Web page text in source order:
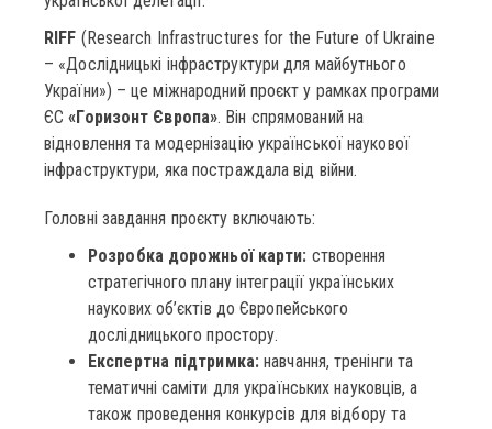
RIFF (Research Infrastructures for the Future of Ukraine
– «Дослідницькі інфраструктури для майбутнього
України») – це міжнародний проєкт у рамках програми
ЄС«Горизонт Європа». Він спрямований на
відновлення та модернізацію української наукової
інфраструктури, яка постраждала від війни.
Головні завдання проєкту включають:
Розробка дорожньої карти: створення
стратегічного плану інтеграції українських
наукових об’єктів до Європейського
дослідницького простору.
Експертна підтримка: навчання, тренінги та
тематичні саміти для українських науковців, а
також проведення конкурсів для відбору та